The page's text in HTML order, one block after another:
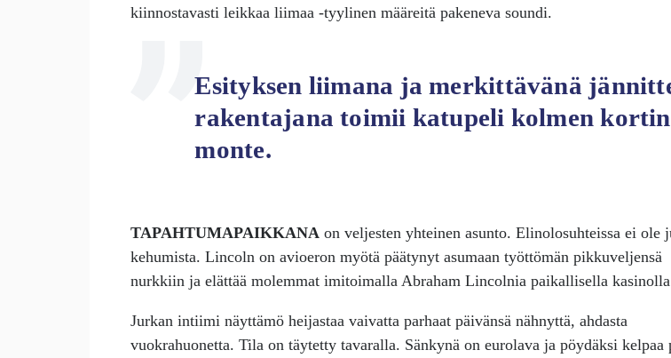
kiinnostavasti leikkaa liimaa -tyylinen määreitä pakeneva soundi.
Esityksen liimana ja merkittävänä
rakentajana toimii katupeli kolmen kortin
monte.
TAPAHTUMAPAIKKANA on veljesten yhteinen asunto. Elinolosuhteissa ei ole
kehumista. Lincoln on avioeron myötä päätynyt asumaan työttömän pikkuveljensä
nurkkiin ja elättää molemmat imitoimalla Abraham Lincolnia paikallisella
Jurkan intiimi näyttämö heijastaa vaivatta parhaat päivänsä nähnyttä, ahdasta
vuokrahuonetta. Tila on täytetty tavaralla. Sänkynä on eurolava ja pöydäksi kelpaa